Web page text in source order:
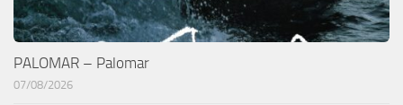
PALOMAR – Palomar
07/08/2026